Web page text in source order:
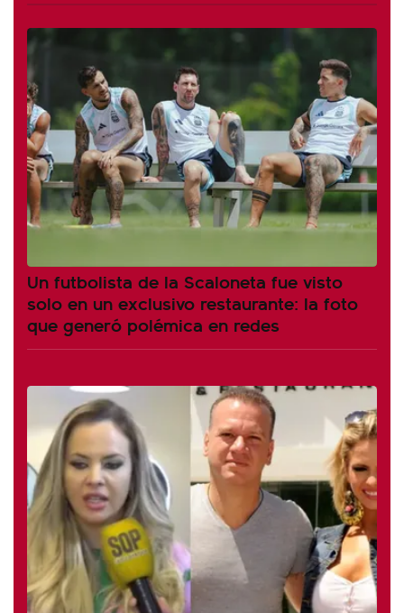
Un futbolista de la Scaloneta fue visto
solo en un exclusivo restaurante: la foto
que generó polémica en redes